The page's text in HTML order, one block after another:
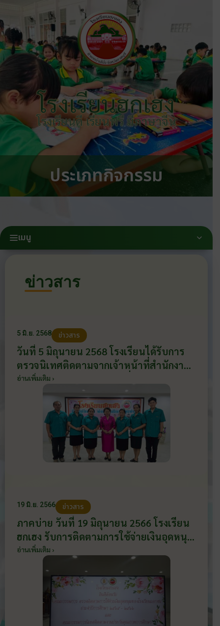
โรงเรียนฮกเฮง
โรงเรียนดี เรียนฟรี มีภาษาจีน
ประเภทกิจกรรม
เมนู
ข่าวสาร
5 มิ.ย. 2568 ข่าวสาร
วันที่ 5 มิถุนายน 2568 โรงเรียนได้รับการ
ตรวจนิเทศติดตามจากเจ้าหน้าที่สำนักงาน
ศึกษาธิการจังหวัดราชบุรี เรื่อง การตรวจ
ติดตามการใช้จ่ายเงินอุดหนุนของโรงเรียน
เอกชนในระบบในจังหวัดราชบุรี ประจำ
ปีงบประมาณ พ.ศ. 2568 ,การนิเทศติดตาม
การดำเนินงานขับเคลื่อนหลักสูตรต้าน
ทุจริตศึกษา ,การนิเทศติดตามการจัดการ
ศึกษาปฐมวัย ประจำปีงบประมาณ พ.ศ.
อ่านเพิ่มเติม ›
19 มิ.ย. 2566 ข่าวสาร
ภาคบ่าย วันที่ 19 มิถุนายน 2566 โรงเรียน
ฮกเฮง รับการติดตามการใช้จ่ายเงินอุดหนุน
ของโรงเรียนเอกชน ประจำปีการศึกษา
2565 และประจำปีการศึกษา 2566 และการ
นิเทศ ติดตามการดำเนินงานประกัน
คุณภาพการศึกษาโรงเรียนเอกชนประเภท
สามัญศึกษา ปีงบประมาณ พ.ศ. 2566 โดย
มี นางสาวพิยะดา ม่วงอิ่ม รองศึกษาธิการ
อ่านเพิ่มเติม ›